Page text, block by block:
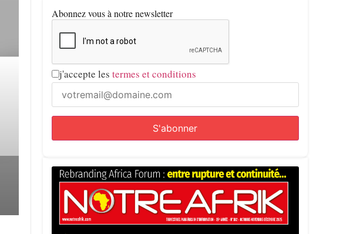
Abonnez vous à notre newsletter
j'accepte les termes et conditions